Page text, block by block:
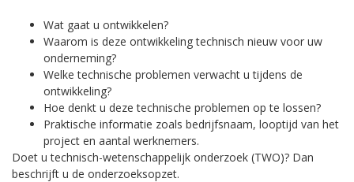
Wat gaat u ontwikkelen?
Waarom is deze ontwikkeling technisch nieuw voor uw
onderneming?
Welke technische problemen verwacht u tijdens de
ontwikkeling?
Hoe denkt u deze technische problemen op te lossen?
Praktische informatie zoals bedrijfsnaam, looptijd van het
project en aantal werknemers.
Doet u technisch-wetenschappelijk onderzoek (TWO)? Dan
beschrijft u de onderzoeksopzet.